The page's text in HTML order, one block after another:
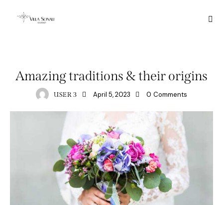
Amazing traditions & their origins
USER 3 April 5, 2023 0 Comments